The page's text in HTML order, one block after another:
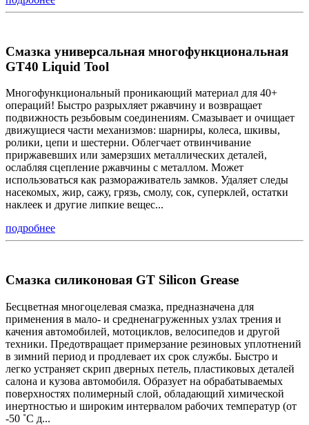
Смазка универсальная многофункциональная
GT40 Liquid Tool
Многофункциональный проникающий материал для 40+
операций! Быстро разрыхляет ржавчину и возвращает
подвижность резьбовым соединениям. Смазывает и очищает
движущиеся части механизмов: шарниры, колеса, шкивы,
ролики, цепи и шестерни. Облегчает отвинчивание
приржавевших или замерзших металлических деталей,
ослабляя сцепление ржавчины с металлом. Может
использоваться как размораживатель замков. Удаляет следы
насекомых, жир, сажу, грязь, смолу, сок, суперклей, остатки
наклеек и другие липкие вещес...
подробнее
Смазка силиконовая GT Silicon Grease
Бесцветная многоцелевая смазка, предназначена для
применения в мало- и средненагруженных узлах трения и
качения автомобилей, мотоциклов, велосипедов и другой
техники. Предотвращает примерзание резиновых уплотнений
в зимний период и продлевает их срок службы. Быстро и
легко устраняет скрип дверных петель, пластиковых деталей
салона и кузова автомобиля. Образует на обрабатываемых
поверхностях полимерный слой, обладающий химической
инертностью и широким интервалом рабочих температур (от
-50 ˚С д...